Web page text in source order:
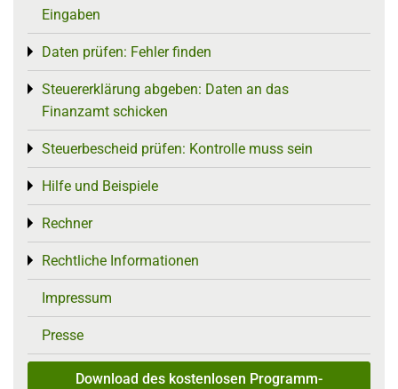
Eingaben
Daten prüfen: Fehler finden
Toggle menu
Steuererklärung abgeben: Daten an das
Finanzamt schicken
Toggle menu
Steuerbescheid prüfen: Kontrolle muss sein
Toggle menu
Hilfe und Beispiele
Toggle menu
Rechner
Toggle menu
Rechtliche Informationen
Toggle menu
Impressum
Presse
Download des kostenlosen Programm-